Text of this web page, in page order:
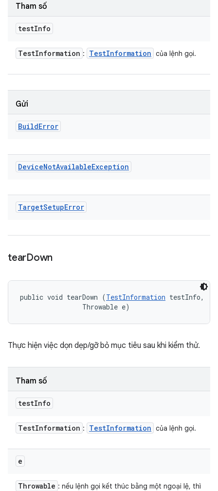
Tham số
testInfo
TestInformation : TestInformation của lệnh gọi.
Gửi
BuildError
DeviceNotAvailableException
TargetSetupError
tearDown
public void tearDown (TestInformation testInfo,
                Throwable e)
Thực hiện việc dọn dẹp/gỡ bỏ mục tiêu sau khi kiểm thử.
Tham số
testInfo
TestInformation : TestInformation của lệnh gọi.
e
Throwable : nếu lệnh gọi kết thúc bằng một ngoại lệ, thì